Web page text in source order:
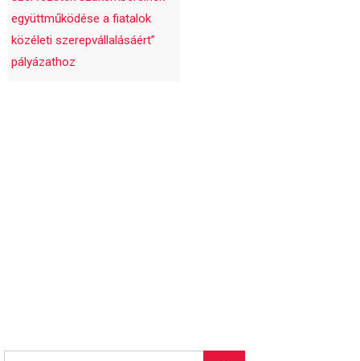
együttműködése a fiatalok
közéleti szerepvállalásáért”
pályázathoz